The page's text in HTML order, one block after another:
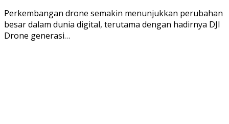
Perkembangan drone semakin menunjukkan perubahan
besar dalam dunia digital, terutama dengan hadirnya DJI
Drone generasi…